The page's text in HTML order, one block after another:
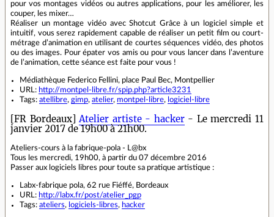
pour vos montages vidéos ou autres applications, pour les améliorer, les
couper, les mixer…
Réaliser un montage vidéo avec Shotcut Grâce à un logiciel simple et
intuitif, vous serez rapidement capable de réaliser un petit film ou court-
métrage d’animation en utilisant de courtes séquences vidéo, des photos
ou des images. Pour épater vos amis ou pour vous lancer dans l’aventure
de l’animation, cette séance est faite pour vous !
Médiathèque Federico Fellini, place Paul Bec, Montpellier
URL: http://montpel-libre.fr/spip.php?article3231
Tags: atellibre, gimp, atelier, montpel-libre, logiciel-libre
[FR Bordeaux]Atelier artiste - hacker- Le mercredi 11
janvier 2017 de 19h00 à 21h00.
Ateliers-cours à la fabrique-pola - L@bx
Tous les mercredi, 19h00, à partir du 07 décembre 2016
Passer aux logiciels libres pour toute sa pratique artistique :
Labx-fabrique pola, 62 rue Fiéffé, Bordeaux
URL: http://labx.fr/post/atelier_pgp
Tags: ateliers, logiciels-libres, hacker